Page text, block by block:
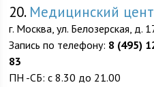
20. Медицинский
г. Москва, ул. Белозерская, д.
Запись по телефону: 8 (495)
83
ПН -СБ: с 8.30 до 21.00